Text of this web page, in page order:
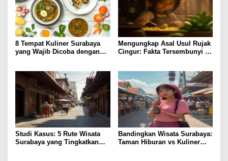
8 Tempat Kuliner Surabaya
yang Wajib Dicoba dengan
Mengungkap Asal Usul Rujak
Cingur: Fakta Tersembunyi di
Studi Kasus: 5 Rute Wisata
Surabaya yang Tingkatkan
Bandingkan Wisata Surabaya:
Taman Hiburan vs Kuliner